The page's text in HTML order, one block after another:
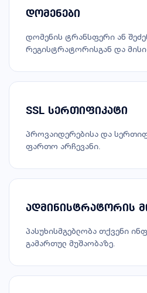
დომენები
დომენის ტრანსფერი ან
რეგისტრატორისგან და
SSL სერთიფიკატი
პროვაიდერებისა და
ფართო არჩევანი.
ადმინისტრატორის
პასუხისმგებლობა თქვენი
გამართულ მუშაობაზე.